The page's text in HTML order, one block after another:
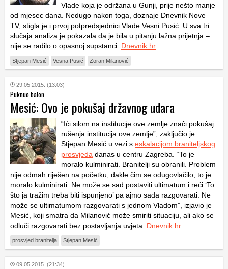
Vlade koja je održana u Gunji, prije nešto manje
od mjesec dana. Nedugo nakon toga, doznaje Dnevnik Nove
TV, stigla je i prvoj potpredsjednici Vlade Vesni Pusić. U sva tri
slučaja analiza je pokazala da je bila u pitanju lažna prijetnja –
nije se radilo o opasnoj supstanci. Dnevnik.hr
Stjepan Mesić Vesna Pusić Zoran Milanović
29.05.2015. (13:03)
Puknuo balon
Mesić: Ovo je pokušaj državnog udara
“Ići silom na institucije ove zemlje znači pokušaj
rušenja institucija ove zemlje”, zaključio je
Stjepan Mesić u vezi s eskalacijom braniteljskog
prosvjeda danas u centru Zagreba. “To je
moralo kulminirati. Branitelji su obranili. Problem
nije odmah riješen na početku, dakle čim se odugovlačilo, to je
moralo kulminirati. Ne može se sad postaviti ultimatum i reći ‘To
što ja tražim treba biti ispunjeno’ pa ajmo sada razgovarati. Ne
može se ultimatumom razgovarati s jednom Vladom”, izjavio je
Mesić, koji smatra da Milanović može smiriti situaciju, ali ako se
odluči razgovarati bez postavljanja uvjeta. Dnevnik.hr
prosvjed branitelja Stjepan Mesić
09.05.2015. (21:34)